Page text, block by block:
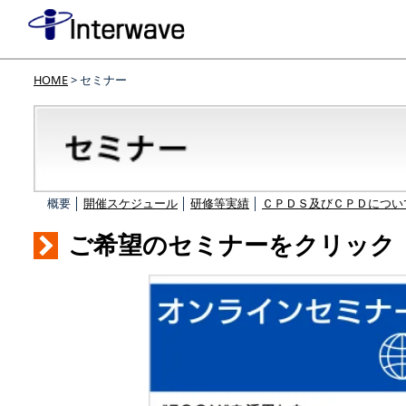
HOME> セミナー
概要 │ 開催スケジュール 研修等実績 ＣＰＤＳ及びＣＰＤにつ
ご希望のセミナーをクリック